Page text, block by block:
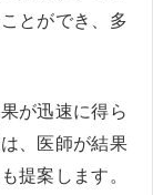
とができ、多
が迅速に得ら
、医師が結果
提案します。